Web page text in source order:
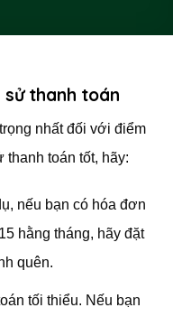
sử thanh toán
nhất đối với điểm
toán tốt, hãy:
nếu bạn có hóa đơn
hằng tháng, hãy đặt
quên.
tối thiểu. Nếu bạn